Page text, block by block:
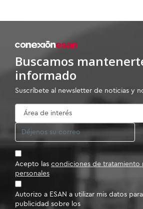
Buscamos
informado
Suscríbete al newsletter de noticias y
Acepto las condiciones de tratamiento
personales
Autorizo a ESAN a utilizar mis datos
publicidad sobre los